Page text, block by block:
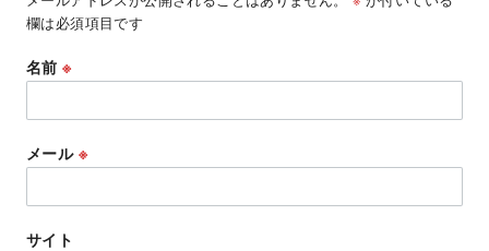
欄は必須項目です
名前※
メール ※
サイト